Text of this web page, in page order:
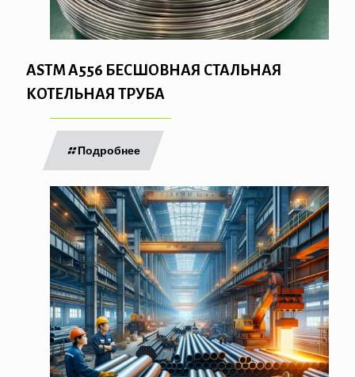
ASTM A556 БЕСШОВНАЯ СТАЛЬНАЯ
КОТЕЛЬНАЯ ТРУБА
Подробнее